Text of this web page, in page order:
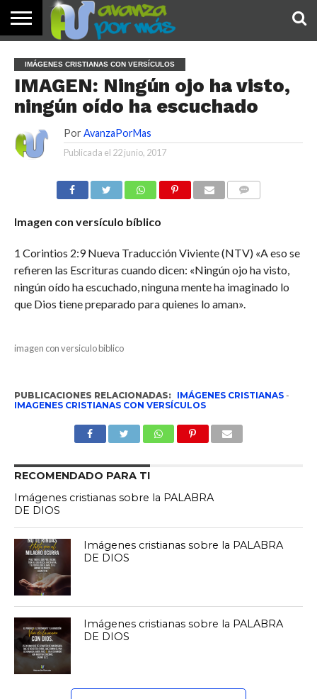
PALABRA
DE HOY
DEVOCIONALES
NOTICIAS
TESTIMONIOS
ORACIONES
SOBRE
NOSOTROS
IMÁGENES
IMÁGENES CRISTIANAS CON VERSÍCULOS
IMAGEN: Ningún ojo ha visto,
ningún oído ha escuchado
Por AvanzaPorMas
Publicada el 22 junio, 2017
Imagen con versículo bíblico
1 Corintios 2:9 Nueva Traducción Viviente (NTV) «A eso se
refieren las Escrituras cuando dicen: «Ningún ojo ha visto,
ningún oído ha escuchado, ninguna mente ha imaginado lo
que Dios tiene preparado para quienes lo aman».
imagen con versiculo biblico
PUBLICACIONES RELACIONADAS: IMÁGENES CRISTIANAS-
IMAGENES CRISTIANAS CON VERSÍCULOS
RECOMENDADO PARA TI
Imágenes cristianas sobre la PALABRA
DE DIOS
Imágenes cristianas sobre la PALABRA
DE DIOS
Imágenes cristianas sobre la PALABRA
DE DIOS